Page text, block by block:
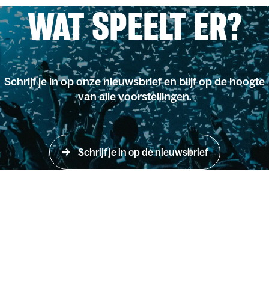
WAT SPEELT ER?
Schrijf je in op onze nieuwsbrief en blijf op de hoogte
van alle voorstellingen.
Schrijf je in op de nieuwsbrief